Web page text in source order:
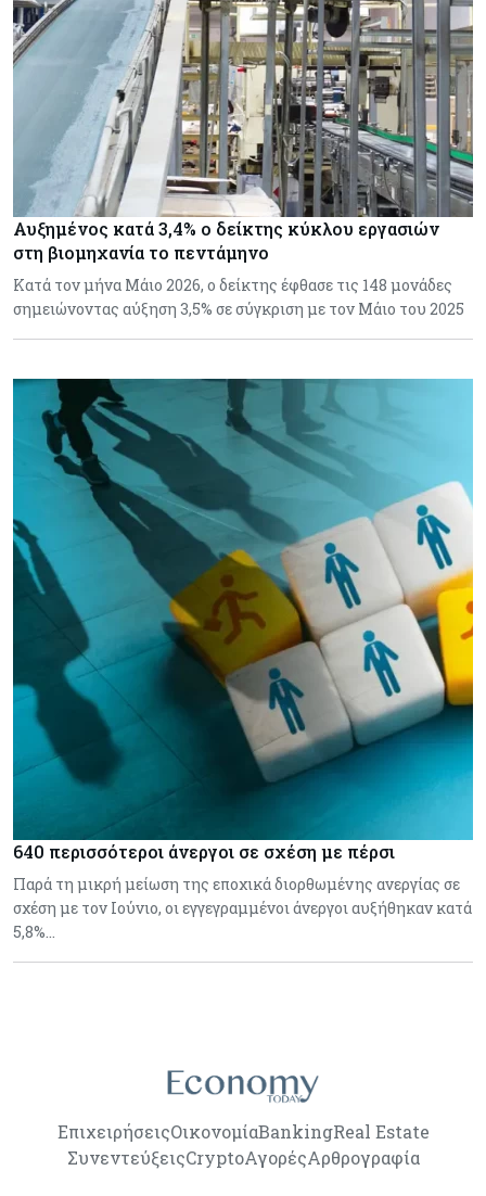
Αυξημένος κατά 3,4% ο δείκτης κύκλου εργασιών
στη βιομηχανία το πεντάμηνο
Κατά τον μήνα Μάιο 2026, ο δείκτης έφθασε τις 148 μονάδες
σημειώνοντας αύξηση 3,5% σε σύγκριση με τον Μάιο του 2025
640 περισσότεροι άνεργοι σε σχέση με πέρσι
Παρά τη μικρή μείωση της εποχικά διορθωμένης ανεργίας σε
σχέση με τον Ιούνιο, οι εγγεγραμμένοι άνεργοι αυξήθηκαν κατά
5,8%…
ΕπιχειρήσειςΟικονομίαBankingReal Estate
ΣυνεντεύξειςCryptoΑγορέςΑρθρογραφία